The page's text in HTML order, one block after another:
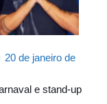
20 de janeiro de
e stand-up